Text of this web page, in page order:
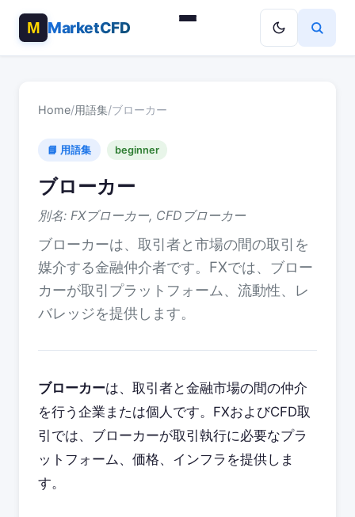
MarketCFD
Home/用語集/ブローカー
📘 用語集 beginner
ブローカー
別名: FXブローカー, CFDブローカー
ブローカーは、取引者と市場の間の取引を
媒介する金融仲介者です。FXでは、ブロー
カーが取引プラットフォーム、流動性、レ
バレッジを提供します。
ブローカーは、取引者と金融市場の間の仲介
を行う企業または個人です。FXおよびCFD取
引では、ブローカーが取引執行に必要なプラ
ットフォーム、価格、インフラを提供しま
す。